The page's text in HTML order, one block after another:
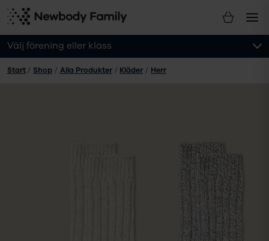
Välj förening eller klass
Start / Shop / Alla Produkter / Kläder / Herr